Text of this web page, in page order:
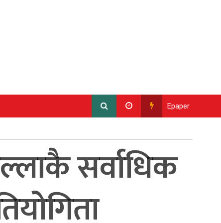
Epaper
सर्वाधिक